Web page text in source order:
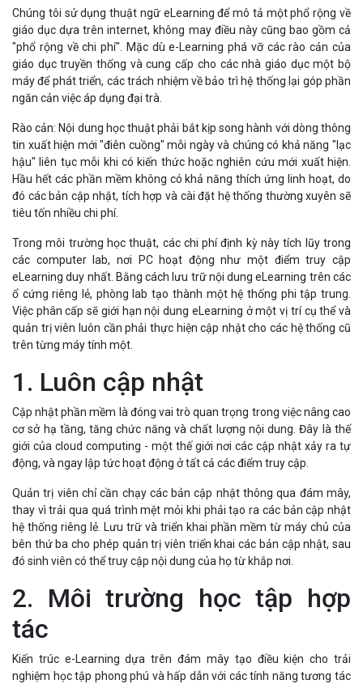
Chúng tôi sử dụng thuật ngữ eLearning để mô tả một phổ rộng về
giáo dục dựa trên internet, không may điều này cũng bao gồm cả
"phổ rộng về chi phí". Mặc dù e-Learning phá vỡ các rào cản của
giáo dục truyền thống và cung cấp cho các nhà giáo dục một bộ
máy để phát triển, các trách nhiệm về bảo trì hệ thống lại góp phần
ngăn cản việc áp dụng đại trà.
Rào cản: Nội dung học thuật phải bắt kịp song hành với dòng thông
tin xuất hiện mới "điên cuồng" mỗi ngày và chúng có khả năng "lạc
hậu" liên tục mỗi khi có kiến thức hoặc nghiên cứu mới xuất hiện.
Hầu hết các phần mềm không có khả năng thích ứng linh hoạt, do
đó các bản cập nhật, tích hợp và cài đặt hệ thống thường xuyên sẽ
tiêu tốn nhiều chi phí.
Trong môi trường học thuật, các chi phí định kỳ này tích lũy trong
các computer lab, nơi PC hoạt động như một điểm truy cập
eLearning duy nhất. Bằng cách lưu trữ nội dung eLearning trên các
ổ cứng riêng lẻ, phòng lab tạo thành một hệ thống phi tập trung.
Việc phân cấp sẽ giới hạn nội dung eLearning ở một vị trí cụ thể và
quản trị viên luôn cần phải thực hiện cập nhật cho các hệ thống cũ
trên từng máy tính một.
1. Luôn cập nhật
Cập nhật phần mềm là đóng vai trò quan trọng trong việc nâng cao
cơ sở hạ tầng, tăng chức năng và chất lượng nội dung. Đây là thế
giới của cloud computing - một thế giới nơi các cập nhật xảy ra tự
động, và ngay lập tức hoạt động ở tất cả các điểm truy cập.
Quản trị viên chỉ cần chạy các bản cập nhật thông qua đám mây,
thay vì trải qua quá trình mệt mỏi khi phải tạo ra các bản cập nhật
hệ thống riêng lẻ. Lưu trữ và triển khai phần mềm từ máy chủ của
bên thứ ba cho phép quản trị viên triển khai các bản cập nhật, sau
đó sinh viên có thể truy cập nội dung của họ từ khắp nơi.
2. Môi trường học tập hợp
tác
Kiến trúc e-Learning dựa trên đám mây tạo điều kiện cho trải
nghiệm học tập phong phú và hấp dẫn với các tính năng tương tác